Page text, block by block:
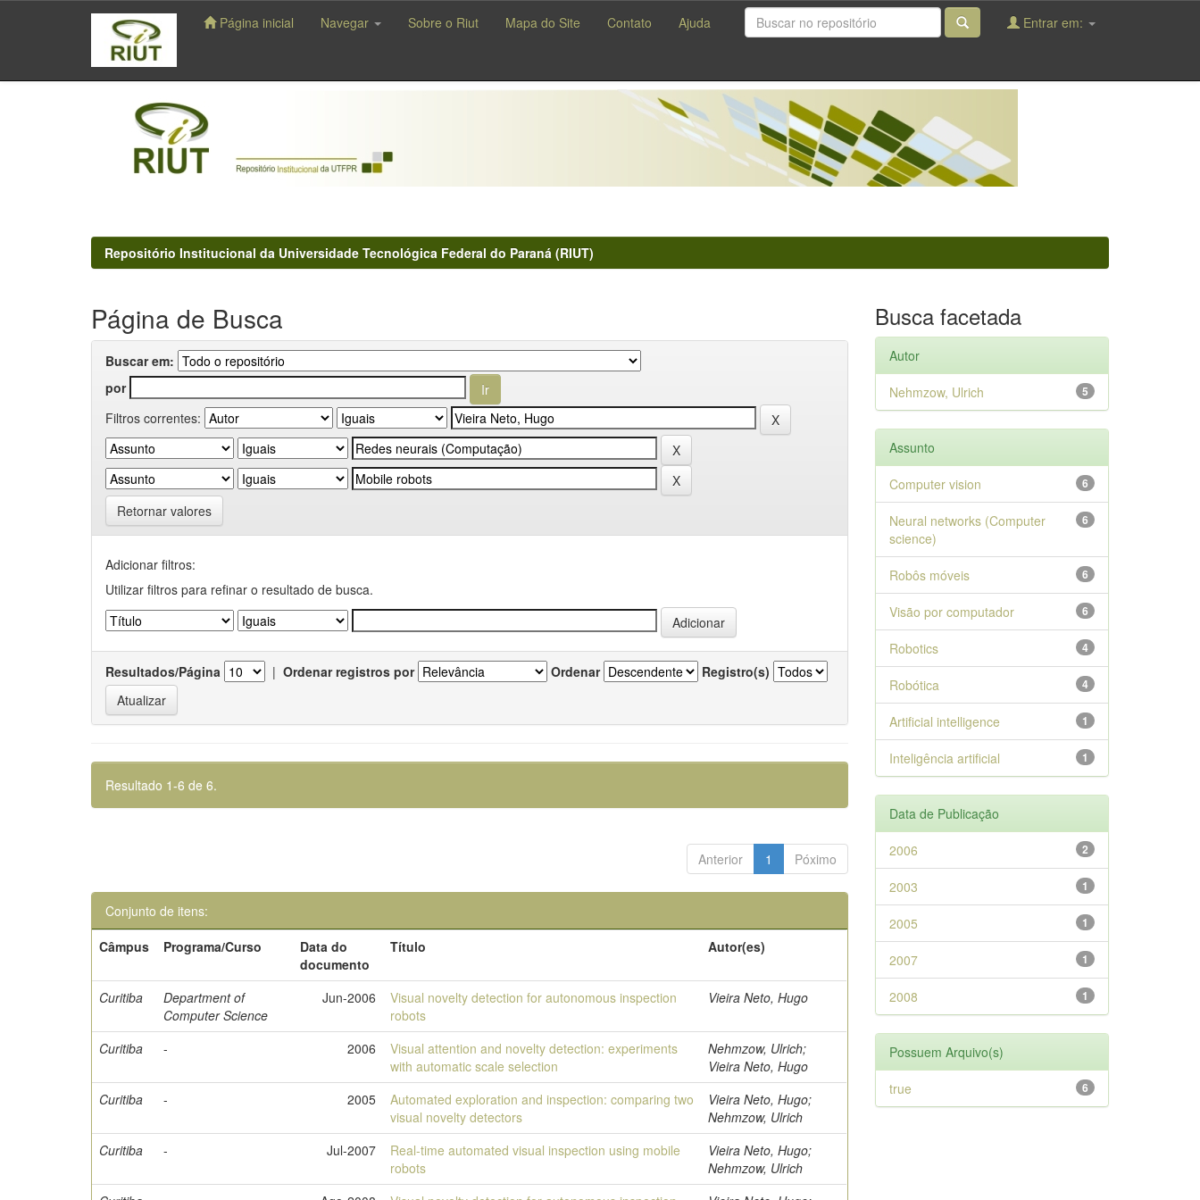
navigation
Página inicial Navegar Sobre o Riut Mapa do Site Contato Ajuda Entrar em:
Repositório Institucional da Universidade Tecnológica Federal do Paraná (RIUT)
Página de Busca
Buscar em:
por
Filtros correntes:
Retornar valores
Adicionar filtros:
Utilizar filtros para refinar o resultado de busca.
Resultados/Página | Ordenar registros por Ordenar Registro(s)
Resultado 1-6 de 6.
Anterior 1 Póximo
Conjunto de itens:
Câmpus
Programa/Curso
Data do
documento
Título Autor(es)
Curitiba
Department of
Computer Science
Jun-2006
Visual novelty detection for autonomous inspection
robots
Vieira Neto, Hugo
Curitiba - 2006
Visual attention and novelty detection: experiments
with automatic scale selection
Nehmzow, Ulrich;
Vieira Neto, Hugo
Curitiba
- 2005
Automated exploration and inspection: comparing two
visual novelty detectors
Vieira Neto, Hugo;
Nehmzow, Ulrich
Curitiba
- Jul-2007
Real-time automated visual inspection using mobile
robots
Vieira Neto, Hugo;
Nehmzow, Ulrich
Busca facetada
Autor
5
Nehmzow, Ulrich
Assunto
6
Computer vision
6
Neural networks (Computer
science)
6
Robôs móveis
6
Visão por computador
4
Robotics
4
Robótica
1
Artificial intelligence
1
Inteligência artificial
Data de Publicação
2
2006
1
2003
1
2005
1
2007
1
2008
Possuem Arquivo(s)
6
true